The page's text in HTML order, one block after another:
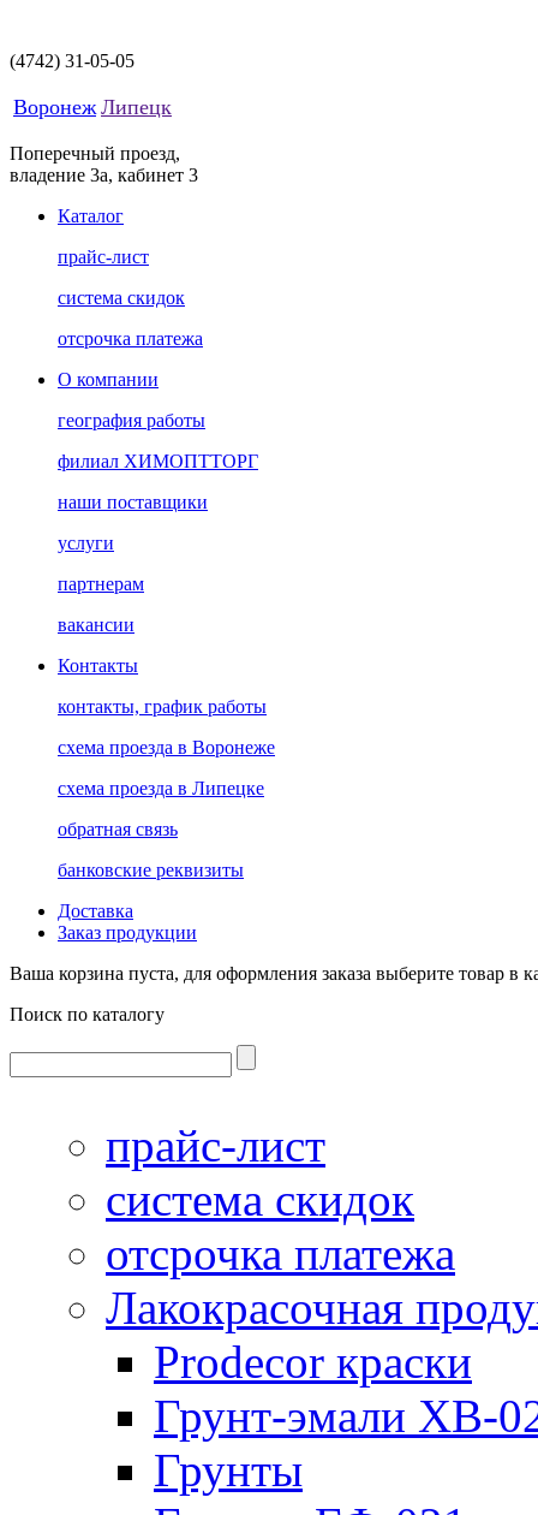
(4742) 31-05-05
Воронеж Липецк
Поперечный проезд,
владение 3а, кабинет 3
Каталог
прайс-лист
система скидок
отсрочка платежа
О компании
география работы
филиал ХИМОПТТОРГ
наши поставщики
услуги
партнерам
вакансии
Контакты
контакты, график работы
схема проезда в Воронеже
схема проезда в Липецке
обратная связь
банковские реквизиты
Доставка
Заказ продукции
Ваша корзина пуста, для оформления заказа выберите товар в
Поиск по каталогу
прайс-лист
система скидок
отсрочка платежа
Лакокрасочная
Prodecor краски
Грунт-эмали ХВ-
Грунты